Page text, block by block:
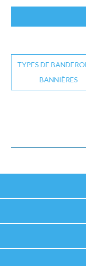
TYPES DE
BANNIÈRES